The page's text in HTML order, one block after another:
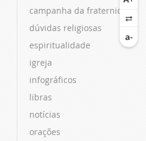
campanha da fraternidade
dúvidas religiosas
espiritualidade
igreja
infográficos
libras
notícias
orações